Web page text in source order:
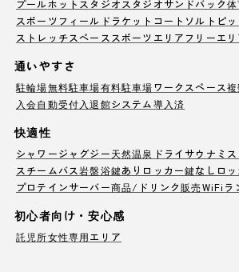
プールホットスタジオ スタジオサンドバック
スポーツフィールド ラケットコート ソルトピ
ストレッチスペース スポーツエリア フリーエリ
通いやすさ
駐輪場無料駐車場有料駐車場ワークスペース
入会自動受付 入退館システム導入済
快適性
シャワージャグジー天然温泉 ドライサウナ ミ
スチームバス岩盤浴鍵ありロッカー鍵なしロッ
プロテインサーバー商品/ドリンク販売WiFi ラ
初心者向け・安心感
託児所女性専用エリア